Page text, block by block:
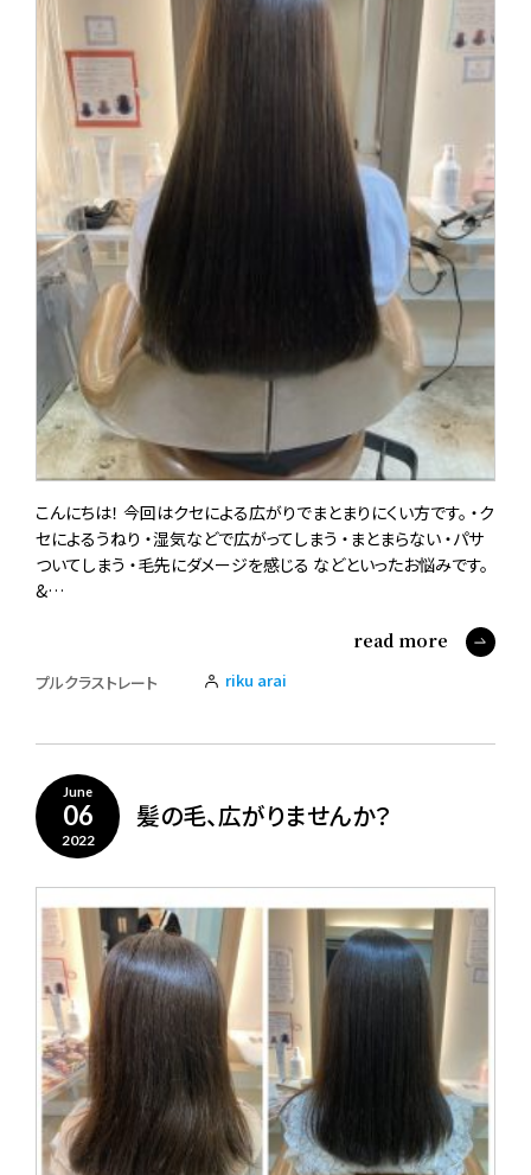
こんにちは！ 今回はクセによる広がりでまとまりにくい方です。 ・ク
セによるうねり ・湿気などで広がってしまう ・まとまらない ・パサ
ついてしまう ・毛先にダメージを感じる などといったお悩みです。
&…
read more
プルクラストレート riku arai
June
06
2022
髪の毛、広がりませんか？